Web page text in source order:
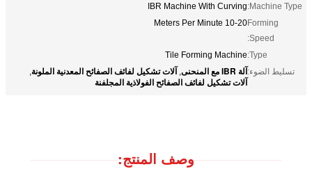
Machine Type:
IBR Machine With Curving
Forming
Speed:
10-20 Meters Per Minute
Type:
Tile Forming Machine
تسليط الضوء:آلة IBR مع المنحنى , آلات تشكيل لفائف الصفائح المعدنية الملونة,
آلات تشكيل لفائف الصفائح الفولاذية المجلفنة
وصف المنتج: